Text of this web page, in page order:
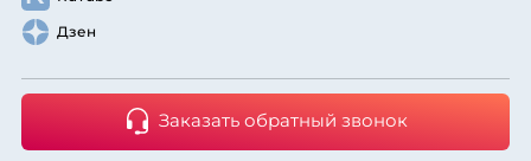
Дзен
Заказать обратный звонок